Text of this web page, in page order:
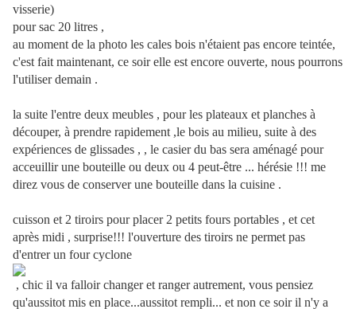
visserie)
pour sac 20 litres ,
au moment de la photo les cales bois n'étaient pas encore teintée,
c'est fait maintenant, ce soir elle est encore ouverte, nous pourrons
l'utiliser demain .
la suite l'entre deux meubles , pour les plateaux et planches à
découper, à prendre rapidement ,le bois au milieu, suite à des
expériences de glissades , , le casier du bas sera aménagé pour
acceuillir une bouteille ou deux ou 4 peut-être ... hérésie !!! me
direz vous de conserver une bouteille dans la cuisine .
cuisson et 2 tiroirs pour placer 2 petits fours portables , et cet
après midi , surprise!!! l'ouverture des tiroirs ne permet pas
d'entrer un four cyclone
, chic il va falloir changer et ranger autrement, vous pensiez
qu'aussitot mis en place...aussitot rempli... et non ce soir il n'y a